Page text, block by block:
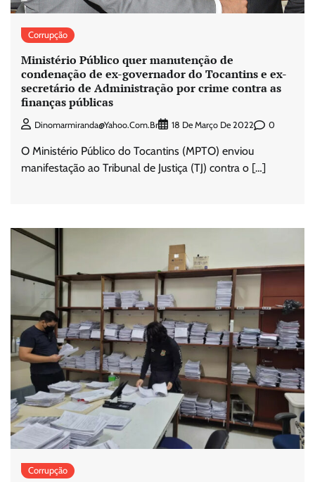
Corrupção
Ministério Público quer manutenção de
condenação de ex-governador do Tocantins e ex-
secretário de Administração por crime contra as
finanças públicas
Dinomarmiranda@yahoo.com.br 18 De Março De 2022 0
O Ministério Público do Tocantins (MPTO) enviou
manifestação ao Tribunal de Justiça (TJ) contra o […]
Corrupção